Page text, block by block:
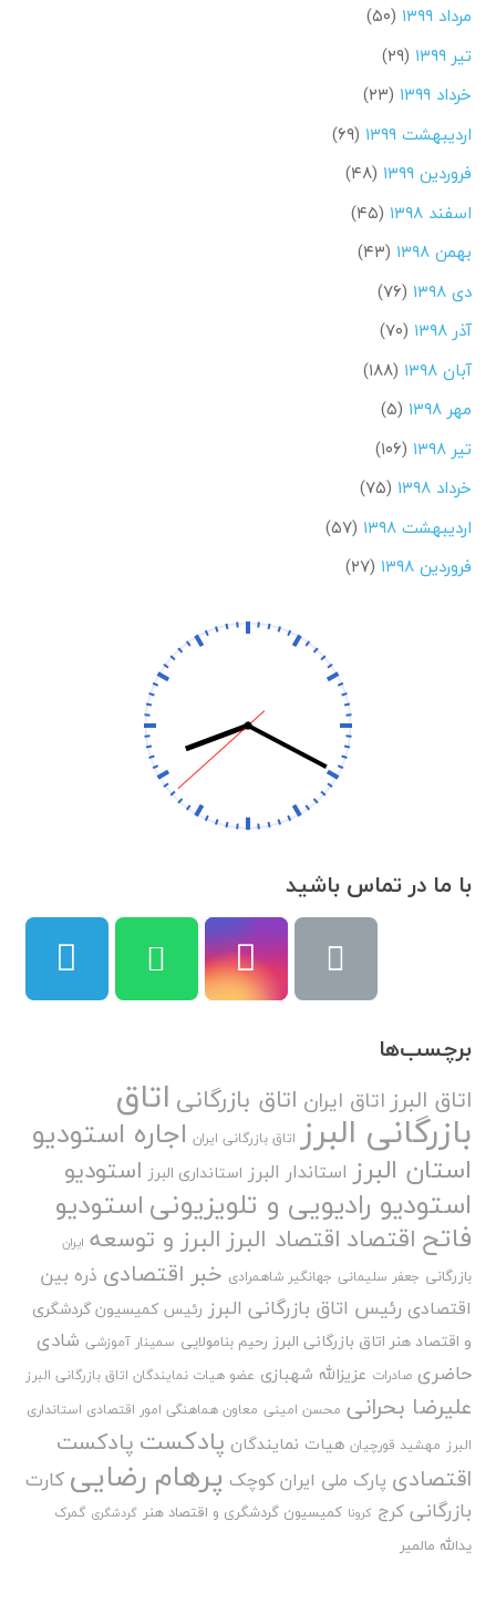
مرداد ۱۳۹۹
(۵۰)
تیر ۱۳۹۹
(۲۹)
خرداد ۱۳۹۹
(۲۳)
اردیبهشت ۱۳۹۹
(۶۹)
فروردین ۱۳۹۹
(۴۸)
اسفند ۱۳۹۸
(۴۵)
بهمن ۱۳۹۸
(۴۳)
دی ۱۳۹۸
(۷۶)
آذر ۱۳۹۸
(۷۰)
آبان ۱۳۹۸
(۱۸۸)
مهر ۱۳۹۸
(۵)
تیر ۱۳۹۸
(۱۰۶)
خرداد ۱۳۹۸
(۷۵)
اردیبهشت ۱۳۹۸
(۵۷)
فروردین ۱۳۹۸
(۲۷)
با ما در تماس باشید
برچسب‌ها
اتاق البرزاتاق ایران اتاق بازرگانی اتاق
بازرگانی البرز اتاق بازرگانی ایران اجاره استودیو
استان البرز استاندار البرز استانداری البرز استودیو
استودیو رادیویی و تلویزیونیاستودیو
فاتح اقتصاد اقتصاد البرزالبرز و توسعه ایران
بازرگانی جعفر سلیمانی جهانگیر شاهمرادی خبر اقتصادی ذره بین
اقتصادی رئیس اتاق بازرگانی البرز رئیس کمیسیون گردشگری
و اقتصاد هنر اتاق بازرگانی البرز رحیم بنامولایی سمینار آموزشی شادی
حاضری صادرات عزیزالله شهبازی عضو هیات نمایندگان اتاق بازرگانی البرز
علیرضا بحرانی محسن امینی معاون هماهنگی امور اقتصادی استانداری
البرز مهشید قورچیان هیات نمایندگان پادکست پادکست
اقتصادی پارک ملی ایران کوچک پرهام رضایی کارت
بازرگانی کرج کرونا کمیسیون گردشگری و اقتصاد هنر گردشگری گمرک
یدالله مالمیر